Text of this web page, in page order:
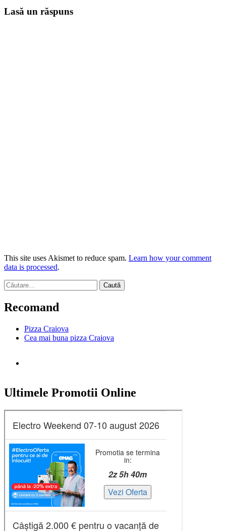
Lasă un răspuns
This site uses Akismet to reduce spam. Learn how your comment
data is processed.
Caută
după:
Recomand
Pizza Craiova
Cea mai buna pizza Craiova
Ultimele Promotii Online